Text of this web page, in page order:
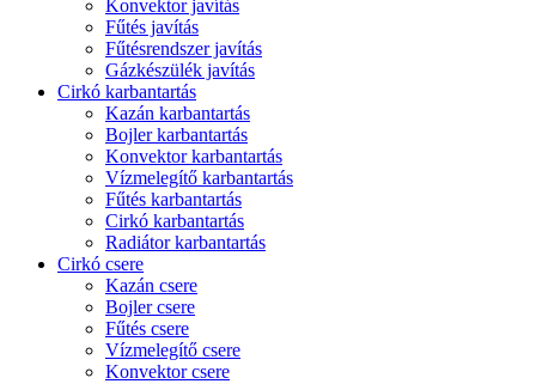
Konvektor javítás
Fűtés javítás
Fűtésrendszer javítás
Gázkészülék javítás
Cirkó karbantartás
Kazán karbantartás
Bojler karbantartás
Konvektor karbantartás
Vízmelegítő karbantartás
Fűtés karbantartás
Cirkó karbantartás
Radiátor karbantartás
Cirkó csere
Kazán csere
Bojler csere
Fűtés csere
Vízmelegítő csere
Konvektor csere